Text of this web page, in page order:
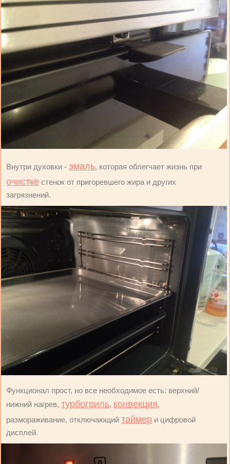
Внутри духовки - эмаль, которая облегчает жизнь при
очистке стенок от пригоревшего жира и других
загрязнений.
Функционал прост, но все необходимое есть: верхний/
нижний нагрев, турбогриль, конвекция,
размораживание, отключающий таймер и цифровой
дисплей.